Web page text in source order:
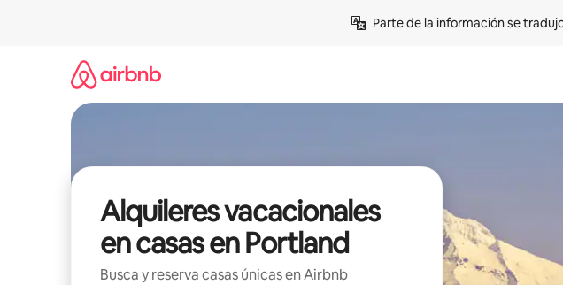
Parte de la información se
Alquileres vacacionales
en casas en Portland
Busca y reserva casas únicas en Airbnb